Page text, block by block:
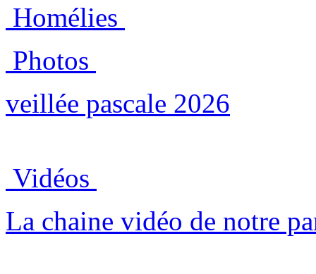
Homélies
Photos
veillée pascale 2026
Vidéos
La chaine vidéo de notre